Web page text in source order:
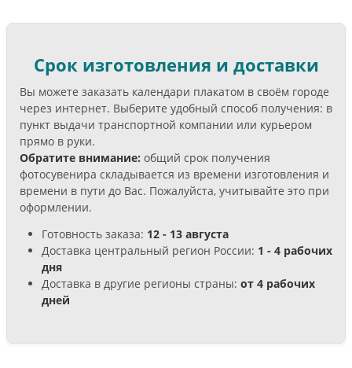
Срок изготовления и доставки
Вы можете заказать календари плакатом в своём городе
через интернет. Выберите удобный способ получения: в
пункт выдачи транспортной компании или курьером
прямо в руки.
Обратите внимание: общий срок получения
фотосувенира складывается из времени изготовления и
времени в пути до Вас. Пожалуйста, учитывайте это при
оформлении.
Готовность заказа: 12 - 13 августа
Доставка центральный регион России: 1 - 4 рабочих
дня
Доставка в другие регионы страны: от 4 рабочих
дней